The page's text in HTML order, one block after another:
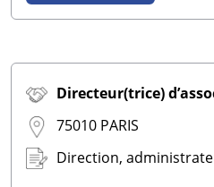
Directeur(trice)
75010 PARIS
Direction,